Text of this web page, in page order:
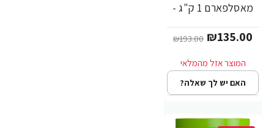
מאסלפארם 1 ק"ג -
₪135.00
₪193.00
האם יש לך שאלה?